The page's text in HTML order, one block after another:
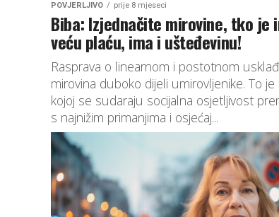
POVJERLJIVO prije 8 mjeseci
Biba: Izjednačite mirovine, tko je
veću plaću, ima i ušteđevinu!
Rasprava o linearnom i postotnom
mirovina duboko dijeli umirovljenike. To je
kojoj se sudaraju socijalna osjetljivost
s najnižim primanjima i osjećaj...